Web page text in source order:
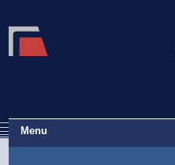
Menu